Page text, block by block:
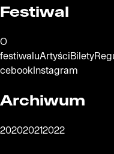
Festiwal
O
festiwaluArtyściBilety
cebookInstagram
Archiwum
202020212022